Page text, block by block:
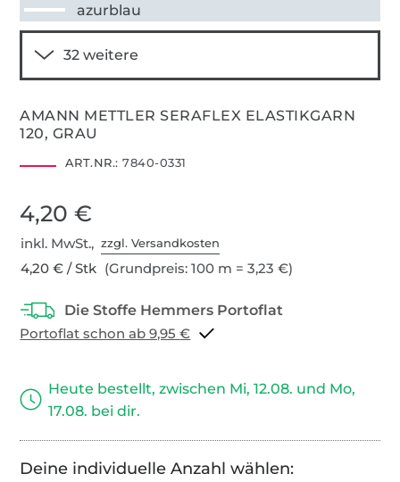
azurblau
AMANN METTLER SERAFLEX ELASTIKGARN
120, GRAU
ART.NR.: 7840-0331
4,20 €
inkl. MwSt.,zzgl. Versandkosten
4,20 € / Stk (Grundpreis: 100 m = 3,23 €)
Portoflat schon ab 9,95 €
Heute bestellt, zwischen Mi, 12.08. und Mo,
17.08. bei dir.
Deine individuelle Anzahl wählen: